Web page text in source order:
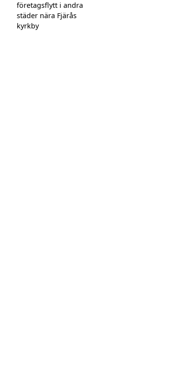
företagsflytt i andra
städer nära Fjärås
kyrkby